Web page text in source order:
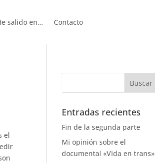
salido en… Contacto
el
Entradas recientes
Fin de la segunda parte
Mi opinión sobre el
documental «Vida en trans»